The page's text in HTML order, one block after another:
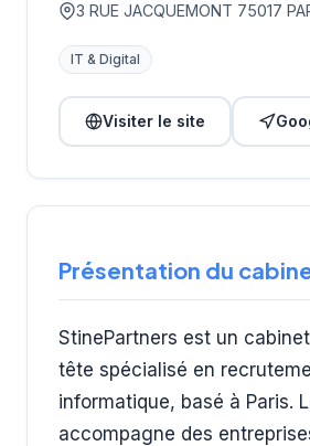
3 RUE JACQUEMONT 75017
IT & Digital
Visiter le site
Présentation du
StinePartners est un
tête spécialisé en
informatique, basé à Paris.
accompagne des